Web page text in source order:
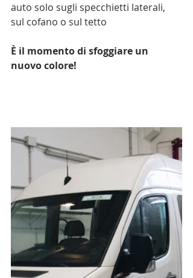
auto solo sugli specchietti laterali,
sul cofano o sul tetto
È il momento di sfoggiare un
nuovo colore!